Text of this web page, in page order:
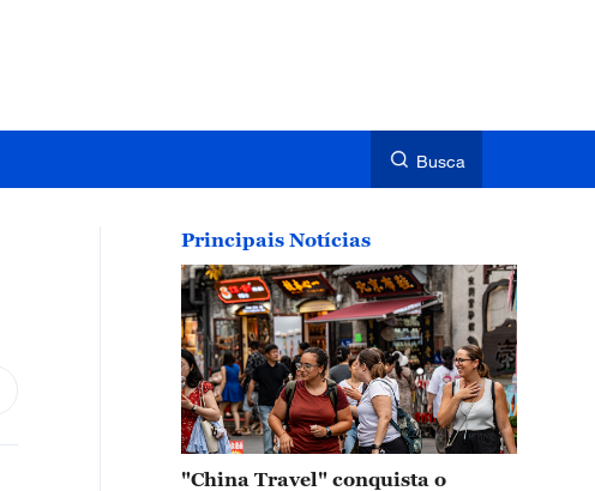
Busca
Principais Notícias
"China Travel" conquista o